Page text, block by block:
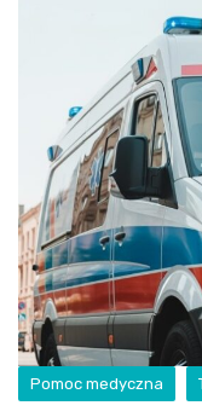
Pomoc medyczna